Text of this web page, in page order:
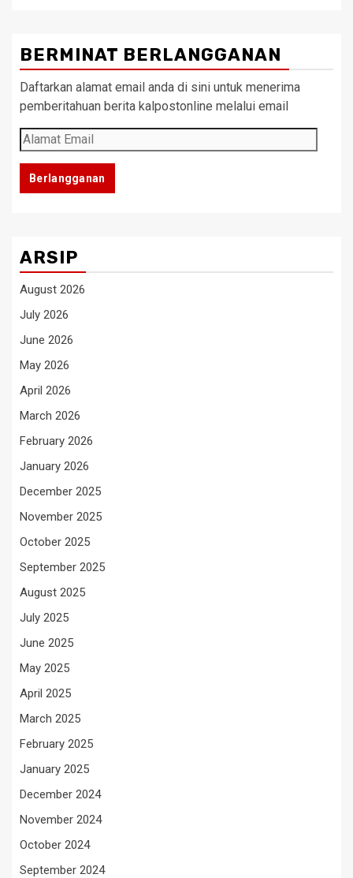
BERMINAT BERLANGGANAN
Daftarkan alamat email anda di sini untuk menerima
pemberitahuan berita kalpostonline melalui email
Alamat
Email
Berlangganan
ARSIP
August 2026
July 2026
June 2026
May 2026
April 2026
March 2026
February 2026
January 2026
December 2025
November 2025
October 2025
September 2025
August 2025
July 2025
June 2025
May 2025
April 2025
March 2025
February 2025
January 2025
December 2024
November 2024
October 2024
September 2024